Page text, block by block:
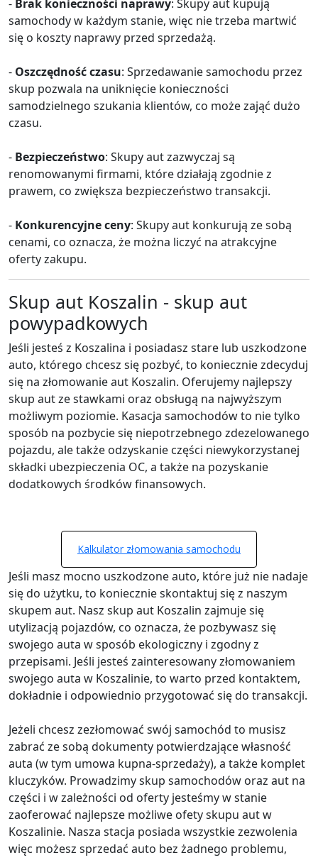
- Brak konieczności naprawy: Skupy aut kupują
samochody w każdym stanie, więc nie trzeba martwić
się o koszty naprawy przed sprzedażą.
- Oszczędność czasu: Sprzedawanie samochodu przez
skup pozwala na uniknięcie konieczności
samodzielnego szukania klientów, co może zająć dużo
czasu.
- Bezpieczeństwo: Skupy aut zazwyczaj są
renomowanymi firmami, które działają zgodnie z
prawem, co zwiększa bezpieczeństwo transakcji.
- Konkurencyjne ceny: Skupy aut konkurują ze sobą
cenami, co oznacza, że ​​można liczyć na atrakcyjne
oferty zakupu.
Skup aut Koszalin - skup aut
powypadkowych
Jeśli jesteś z Koszalina i posiadasz stare lub uszkodzone
auto, którego chcesz się pozbyć, to koniecznie zdecyduj
się na złomowanie aut Koszalin. Oferujemy najlepszy
skup aut ze stawkami oraz obsługą na najwyższym
możliwym poziomie. Kasacja samochodów to nie tylko
sposób na pozbycie się niepotrzebnego zdezelowanego
pojazdu, ale także odzyskanie części niewykorzystanej
składki ubezpieczenia OC, a także na pozyskanie
dodatkowych środków finansowych.
Kalkulator złomowania samochodu
Jeśli masz mocno uszkodzone auto, które już nie nadaje
się do użytku, to koniecznie skontaktuj się z naszym
skupem aut. Nasz skup aut Koszalin zajmuje się
utylizacją pojazdów, co oznacza, że pozbywasz się
swojego auta w sposób ekologiczny i zgodny z
przepisami. Jeśli jesteś zainteresowany złomowaniem
swojego auta w Koszalinie, to warto przed kontaktem,
dokładnie i odpowiednio przygotować się do transakcji.
Jeżeli chcesz zezłomować swój samochód to musisz
zabrać ze sobą dokumenty potwierdzające własność
auta (w tym umowa kupna-sprzedaży), a także komplet
kluczyków. Prowadzimy skup samochodów oraz aut na
części i w zależności od oferty jesteśmy w stanie
zaoferować najlepsze możliwe ofety skupu aut w
Koszalinie. Nasza stacja posiada wszystkie zezwolenia
więc możesz sprzedać auto bez żadnego problemu,